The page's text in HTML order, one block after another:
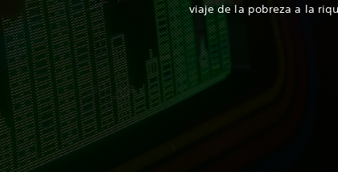
viaje de la pobreza a la